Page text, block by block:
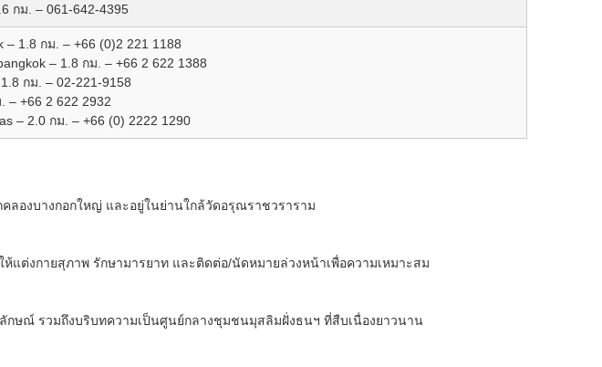
กม. – 061-642-4395
– 1.8 กม. – +66 (0)2 221 1188
– 1.8 กม. – +66 2 622 1388
กม. – 02-221-9158
– +66 2 622 2932
– 2.0 กม. – +66 (0) 2222 1290
องบางกอกใหญ่ และอยู่ในย่านใกล้วัดอรุณราชวราราม
ต่งกายสุภาพ รักษามารยาท และติดต่อ/นัดหมายล่วงหน้าเพื่อความเหมาะสม
กษณ์ รวมถึงบริบทความเป็นศูนย์กลางชุมชนมุสลิมฝั่งธนฯ ที่สืบเนื่องยาวนาน